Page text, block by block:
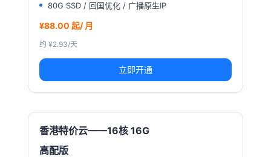
80G SSD / 回国优化 / 广播原生IP
¥88.00 起/ 月
约 ¥2.93/天
立即开通
香港特价云——16核 16G
高配版